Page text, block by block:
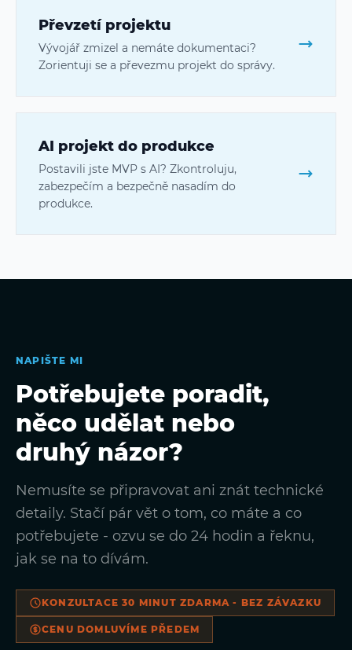
Převzetí projektu
Vývojář zmizel a nemáte dokumentaci?
Zorientuji se a převezmu projekt do správy.
AI projekt do produkce
Postavili jste MVP s AI? Zkontroluju,
zabezpečím a bezpečně nasadím do
produkce.
NAPIŠTE MI
Potřebujete poradit,
něco udělat nebo
druhý názor?
Nemusíte se připravovat ani znát technické
detaily. Stačí pár vět o tom, co máte a co
potřebujete - ozvu se do 24 hodin a řeknu,
jak se na to dívám.
KONZULTACE 30 MINUT ZDARMA - BEZ ZÁVAZKU
CENU DOMLUVÍME PŘEDEM